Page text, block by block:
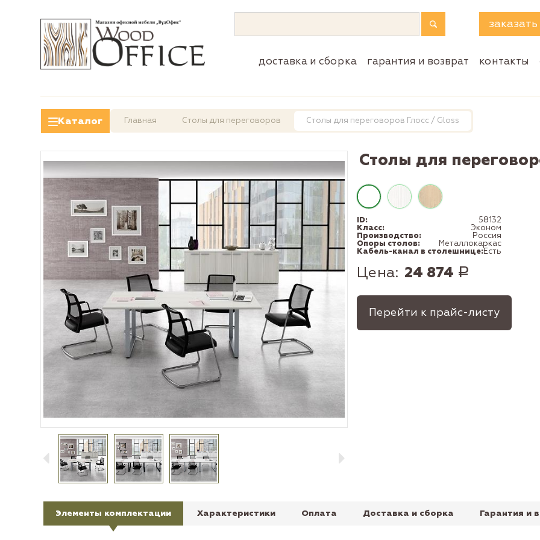
доставка и сборка гарантия и возврат контакты
Каталог Главная Столы для переговоров Столы для переговоров Глосс / Gloss
Столы для
ID:
58132
Класс:
Эконом
Производство:
Россия
Опоры столов:
Металлокаркас
Кабель-канал в столешнице:Есть
Цена: 24 874 Р
Перейти к прайс-листу
Элементы комплектации Характеристики Оплата Доставка и сборка Гарантия и